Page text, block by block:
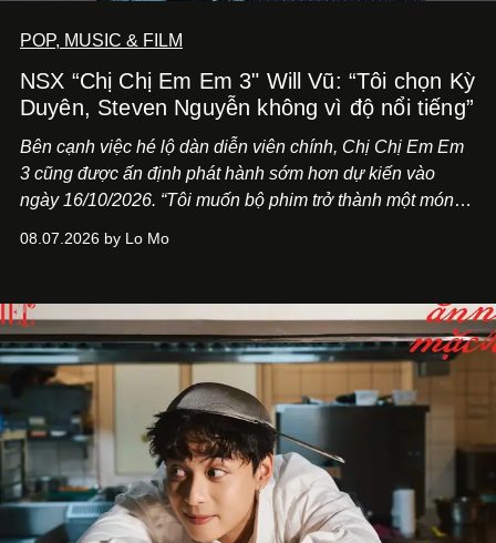
POP, MUSIC & FILM
NSX “Chị Chị Em Em 3" Will Vũ: “Tôi chọn Kỳ
Duyên, Steven Nguyễn không vì độ nổi tiếng”
Bên cạnh việc hé lộ dàn diễn viên chính, Chị Chị Em Em
3 cũng được ấn định phát hành sớm hơn dự kiến vào
ngày 16/10/2026. “Tôi muốn bộ phim trở thành một món
Việt Nam”, NSX Will Vũ cho biết.
08.07.2026 by Lo Mo